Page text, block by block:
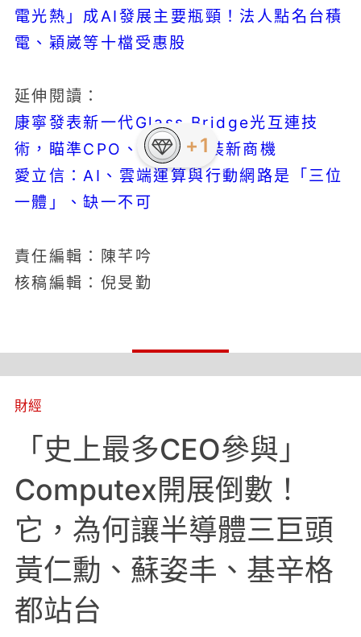
電光熱」成AI發展主要瓶頸！法人點名台積
電、穎崴等十檔受惠股
延伸閱讀：
康寧發表新一代Glass Bridge光互連技
術，瞄準CPO、半導體封裝新商機
愛立信：AI、雲端運算與行動網路是「三位
一體」、缺一不可
責任編輯：陳芊吟
核稿編輯：倪旻勤
財經
「史上最多CEO參與」
Computex開展倒數！
它，為何讓半導體三巨頭
黃仁勳、蘇姿丰、基辛格
都站台